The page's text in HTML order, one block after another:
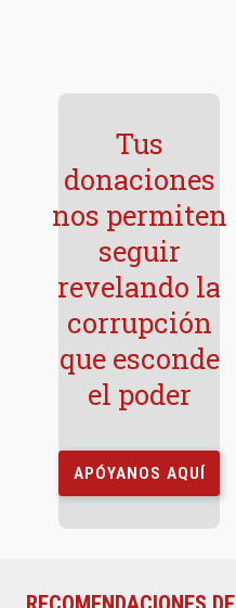
Tus
donaciones
nos permiten
seguir
revelando la
corrupción
que esconde
el poder
APÓYANOS AQUÍ